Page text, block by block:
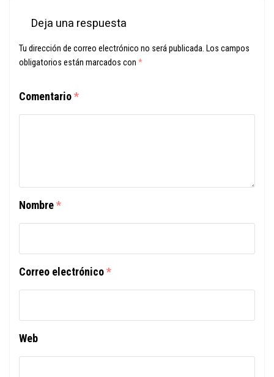
Deja una respuesta
Tu dirección de correo electrónico no será publicada. Los campos
obligatorios están marcados con *
Comentario*
Nombre*
Correo electrónico*
Web